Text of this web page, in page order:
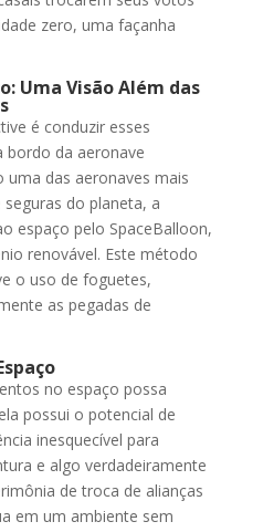
zero, uma façanha
Uma Visão Além das
é conduzir esses
bordo da aeronave
das aeronaves mais
do planeta, a
espaço pelo SpaceBalloon,
renovável. Este método
o uso de foguetes,
as pegadas de
no espaço possa
possui o potencial de
inesquecível para
e algo verdadeiramente
de troca de alianças
em um ambiente sem